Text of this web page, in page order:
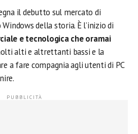
il debutto sul mercato di
della storia. È l’inizio di
e tecnologica che oramai
alti e altrettanti bassi e la
a fare compagnia agli utenti di PC